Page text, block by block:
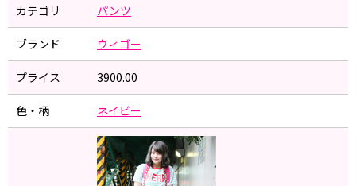
カテゴリ パンツ
ブランド ウィゴー
プライス 3900.00
色・柄 ネイビー